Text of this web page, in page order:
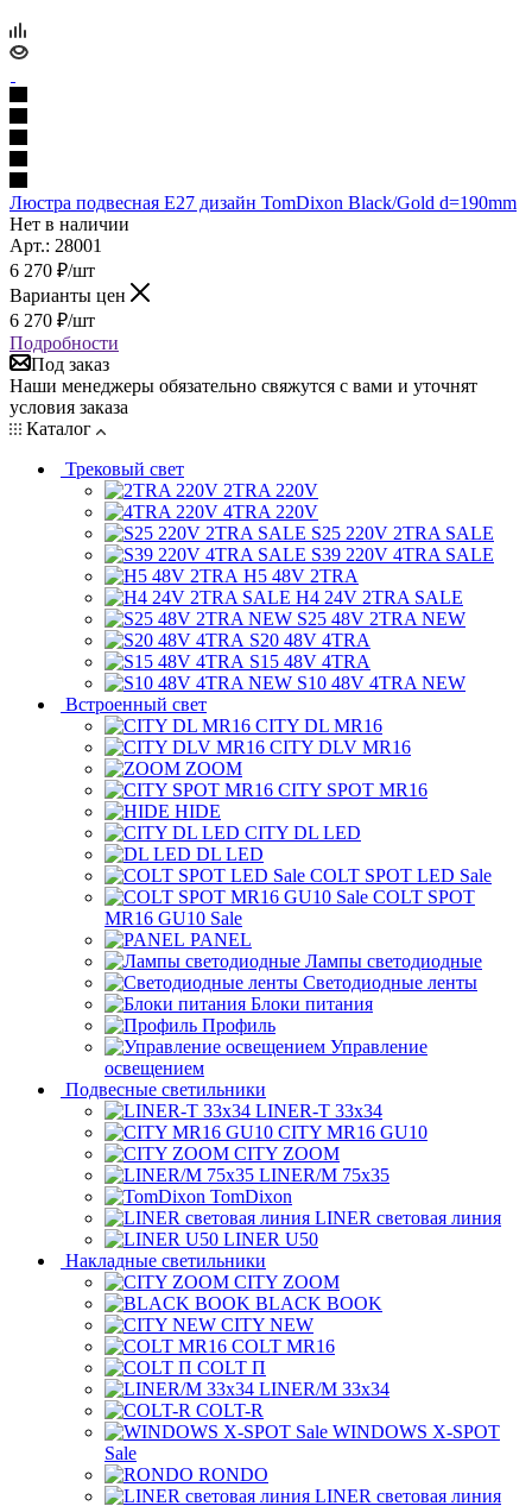
Люстра подвесная Е27 дизайн TomDixon Black/Gold d=190mm
Нет в наличии
Арт.: 28001
6 270 ₽/шт
Варианты цен
6 270 ₽/шт
Подробности
Под заказ
Наши менеджеры обязательно свяжутся с вами и уточнят
условия заказа
Каталог
Трековый свет
2TRA 220V
4TRA 220V
S25 220V 2TRA SALE
S39 220V 4TRA SALE
H5 48V 2TRA
H4 24V 2TRA SALE
S25 48V 2TRA NEW
S20 48V 4TRA
S15 48V 4TRA
S10 48V 4TRA NEW
Встроенный свет
CITY DL MR16
CITY DLV MR16
ZOOM
CITY SPOT MR16
HIDE
CITY DL LED
DL LED
COLT SPOT LED Sale
COLT SPOT
MR16 GU10 Sale
PANEL
Лампы светодиодные
Светодиодные ленты
Блоки питания
Профиль
Управление
освещением
Подвесные светильники
LINER-T 33x34
CITY MR16 GU10
CITY ZOOM
LINER/M 75х35
TomDixon
LINER световая линия
LINER U50
Накладные светильники
CITY ZOOM
BLACK BOOK
CITY NEW
COLT MR16
COLT П
LINER/М 33х34
COLT-R
WINDOWS X-SPOT
Sale
RONDO
LINER световая линия